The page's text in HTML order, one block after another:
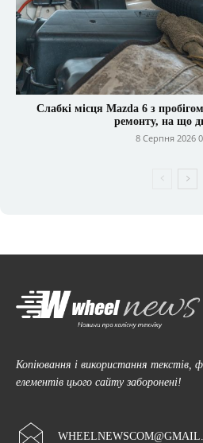
Слабкі місця Mazda 6 з
ремонту, на що
8 Серпня 2026
Копіювання і використання текстів,
елементів цього сайту заборонені!